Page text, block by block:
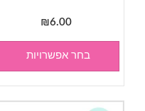
₪6.00
בחר אפשרויות